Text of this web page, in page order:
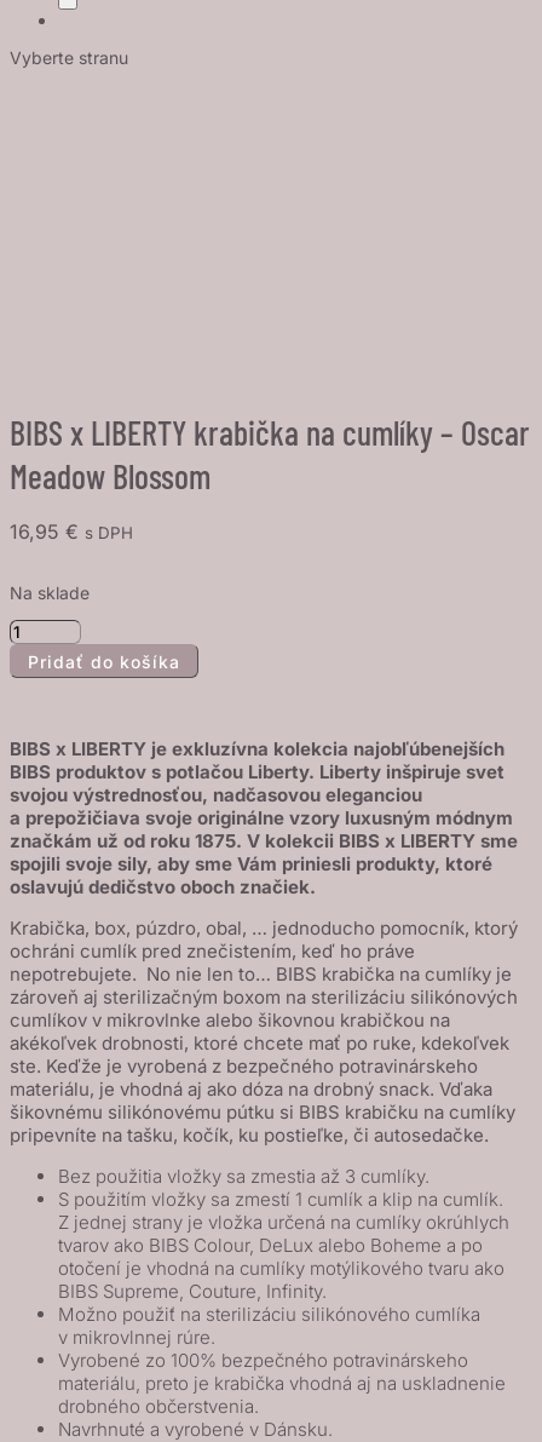
Vyberte stranu
BIBS x LIBERTY krabička na cumlíky – Oscar
Meadow Blossom
16,95 € s DPH
Na sklade
množstvo
BIBS
krabička
na
cumlíky
-
Oscar
Blossom
Pridať do košíka
BIBS x LIBERTY je exkluzívna kolekcia najobľúbenejších
BIBS produktov s potlačou Liberty. Liberty inšpiruje svet
svojou výstrednosťou, nadčasovou eleganciou
a prepožičiava svoje originálne vzory luxusným módnym
značkám už od roku 1875. V kolekcii BIBS x LIBERTY sme
spojili svoje sily, aby sme Vám priniesli produkty, ktoré
oslavujú dedičstvo oboch značiek.
Krabička, box, púzdro, obal, … jednoducho pomocník, ktorý
ochráni cumlík pred znečistením, keď ho práve
nepotrebujete. No nie len to… BIBS krabička na cumlíky je
zároveň aj sterilizačným boxom na sterilizáciu silikónových
cumlíkov v mikrovlnke alebo šikovnou krabičkou na
akékoľvek drobnosti, ktoré chcete mať po ruke, kdekoľvek
ste. Keďže je vyrobená z bezpečného potravinárskeho
materiálu, je vhodná aj ako dóza na drobný snack. Vďaka
šikovnému silikónovému pútku si BIBS krabičku na cumlíky
pripevníte na tašku, kočík, ku postieľke, či autosedačke.
Bez použitia vložky sa zmestia až 3 cumlíky.
S použitím vložky sa zmestí 1 cumlík a klip na cumlík.
Z jednej strany je vložka určená na cumlíky okrúhlych
tvarov ako BIBS Colour, DeLux alebo Boheme a po
otočení je vhodná na cumlíky motýlikového tvaru ako
BIBS Supreme, Couture, Infinity.
Možno použiť na sterilizáciu silikónového cumlíka
v mikrovlnnej rúre.
Vyrobené zo 100% bezpečného potravinárskeho
materiálu, preto je krabička vhodná aj na uskladnenie
drobného občerstvenia.
Navrhnuté a vyrobené v Dánsku.